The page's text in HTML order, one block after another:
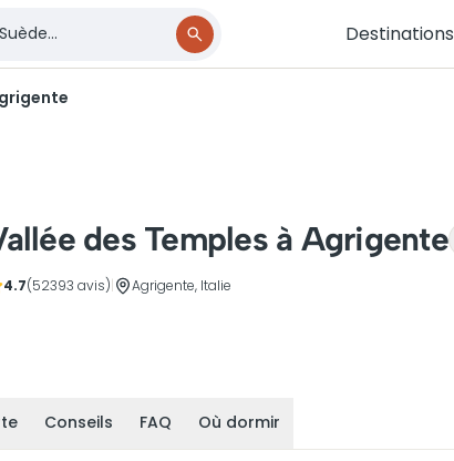
Destinations
des Temples à Agrigente
4.7(52393 avis) Agrigente, Italie
Conseils FAQ Où dormir